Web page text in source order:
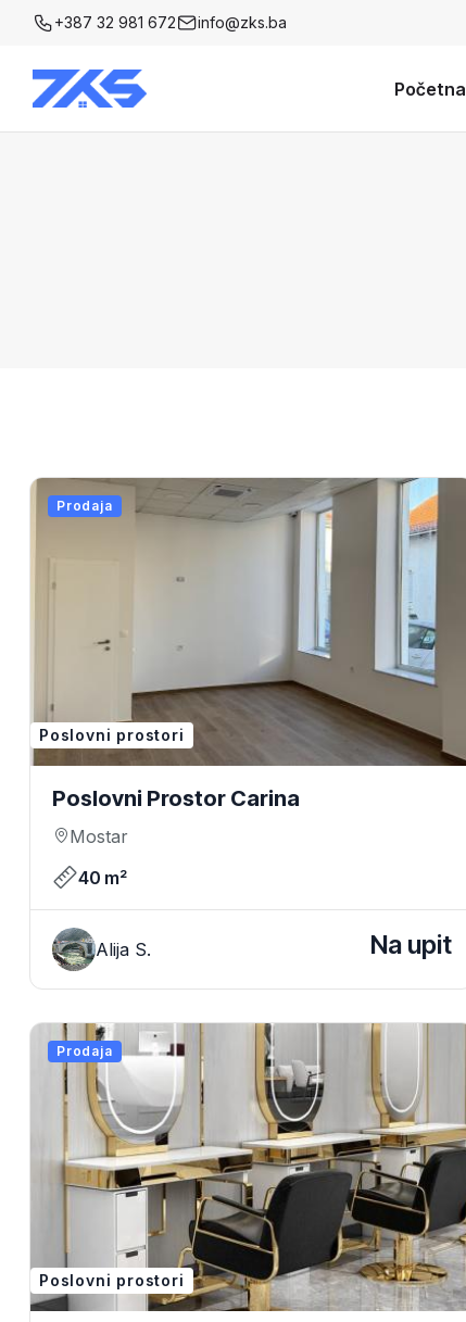
+387 32 981 672 info@zks.ba
Početna
Prodaja
Poslovni prostori
Poslovni Prostor Carina
Mostar
40 m²
Alija S. Na upit
Prodaja
Poslovni prostori